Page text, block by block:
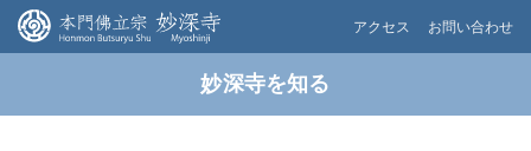
アクセス お問い合わせ
妙深寺を知る